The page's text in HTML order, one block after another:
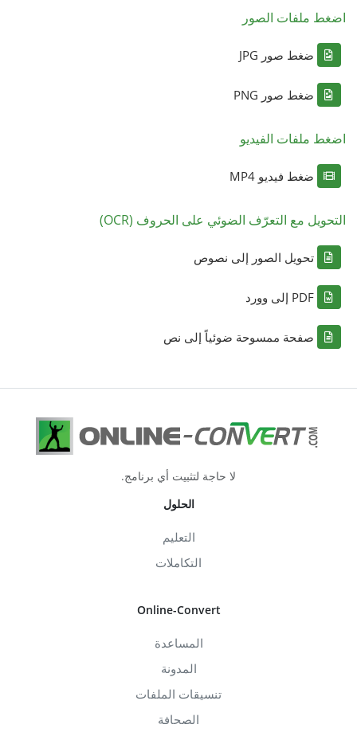
اضغط ملفات الصور
ضغط صور JPG
ضغط صور PNG
اضغط ملفات الفيديو
ضغط فيديو MP4
التحويل مع التعرّف الضوئي على الحروف (OCR)
تحويل الصور إلى نصوص
PDF إلى وورد
صفحة ممسوحة ضوئياً إلى نص
لا حاجة لتثبيت أي برنامج.
الحلول
التعليم
التكاملات
Online-Convert
المساعدة
المدونة
تنسيقات الملفات
الصحافة